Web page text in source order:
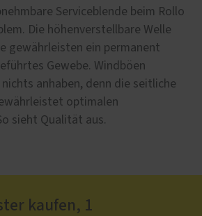
Serviceblende beim Rollo
Die höhenverstellbare Welle
gewährleisten ein permanent
Gewebe. Windböen
anhaben, denn die seitliche
optimalen
sieht Qualität aus.
kaufen, 1